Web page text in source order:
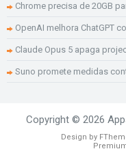
Chrome precisa de 20GB
OpenAI melhora ChatGPT
Claude Opus 5 apaga
Suno promete medidas
Copyright © 2026
Design by